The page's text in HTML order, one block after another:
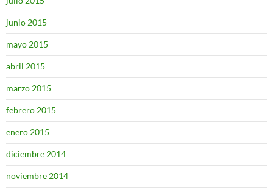
junio 2015
mayo 2015
abril 2015
marzo 2015
febrero 2015
enero 2015
diciembre 2014
noviembre 2014